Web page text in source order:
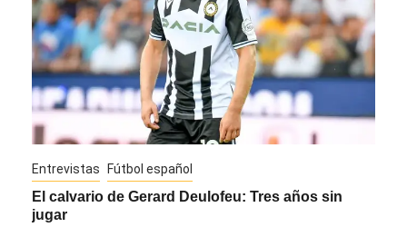
Entrevistas Fútbol español
El calvario de Gerard Deulofeu: Tres años sin
jugar